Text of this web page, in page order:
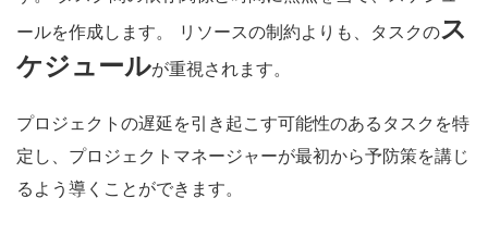
ールを作成します。
リソースの制約よりも、タスクのス
ケジュールが重視されます。
プロジェクトの遅延を引き起こす可能性のあるタスクを特
定し、プロジェクトマネージャーが最初から予防策を講じ
るよう導くことができます。